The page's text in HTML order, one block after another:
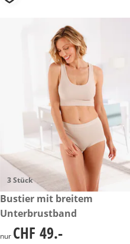
3 Stück
CHF 49.-
Bustier mit breitem
Unterbrustband
CHF 49.-
nur CHF 49.-